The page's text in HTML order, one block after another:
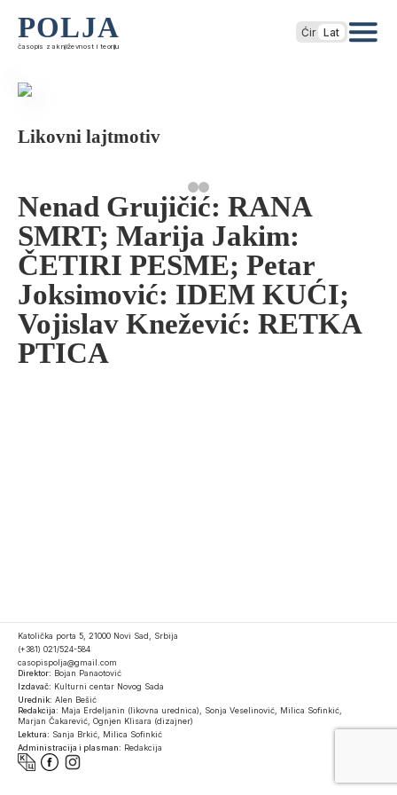
POLJA
časopis za književnost i teoriju
Ćir Lat
Likovni lajtmotiv
Nenad Grujičić: RANA
SMRT; Marija Jakim:
ČETIRI PESME; Petar
Joksimović: IDEM KUĆI;
Vojislav Knežević: RETKA
PTICA
Katolička porta 5, 21000 Novi Sad, Srbija
(+381) 021/524-584
casopispolja@gmail.com
Direktor: Bojan Panaotović
Izdavač: Kulturni centar Novog Sada
Urednik: Alen Bešić
Redakcija: Maja Erdeljanin (likovna urednica), Sonja Veselinović, Milica Sofinkić,
Marjan Čakarević, Ognjen Klisara (dizajner)
Lektura: Sanja Brkić, Milica Sofinkić
Administracija i plasman: Redakcija